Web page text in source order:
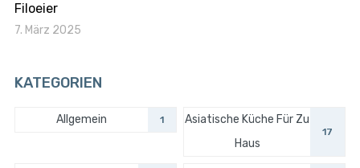
Filoeier
7. März 2025
KATEGORIEN
Allgemein 1
Asiatische Küche Für Zu
Haus
17